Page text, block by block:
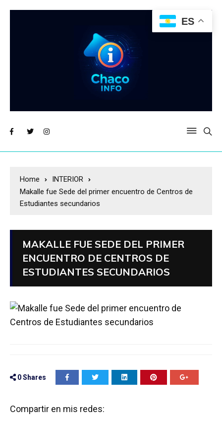
Home
INTERIOR
Makalle fue Sede del primer encuentro de Centros de
Estudiantes secundarios
MAKALLE FUE SEDE DEL PRIMER
ENCUENTRO DE CENTROS DE
ESTUDIANTES SECUNDARIOS
0Shares
Compartir en mis redes:
ES